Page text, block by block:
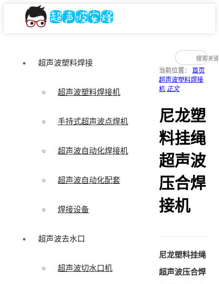
超声波塑料焊接
超声波塑料焊接机
手持式超声波点焊机
超声波自动化焊接机
超声波自动化配套
焊接设备
超声波去水口
超声波切水口机
当前位置： 首页
超声波塑料焊接
机 正文
尼龙塑
料挂绳
超声波
压合焊
接机
尼龙塑料挂绳
超声波压合焊